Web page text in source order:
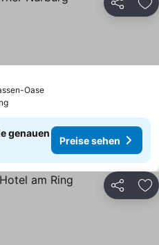
Teilen
Oase
genauen
Preise sehen
Teilen